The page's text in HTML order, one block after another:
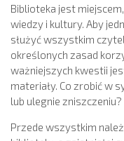
Biblioteka jest
wiedzy i kultury. Aby
służyć wszystkim
określonych zasad
ważniejszych kwestii
materiały. Co zrobić w
lub ulegnie zniszczeniu?
Przede wszystkim